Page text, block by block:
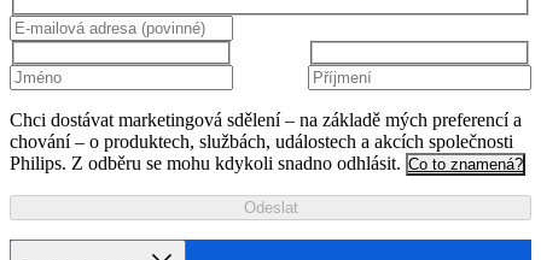
Chci dostávat marketingová sdělení – na základě mých preferencí a
chování – o produktech, službách, událostech a akcích společnosti
Philips. Z odběru se mohu kdykoli snadno odhlásit. Co to znamená?
Odeslat